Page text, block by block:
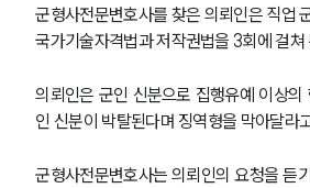
군형사전문변호사를 찾은 의뢰인은 직업
국가기술자격법과 저작권법을 3회에 걸쳐
의뢰인은 군인 신분으로 집행유예 이상
인 신분이 박탈된다며 징역형을 막아달라
군형사전문변호사는 의뢰인의 요청을 듣